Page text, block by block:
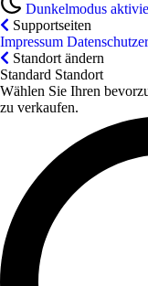
Dunkelmodus
Supportseiten
Impressum
Standort ändern
Standard Standort
Wählen Sie Ihren
zu verkaufen.